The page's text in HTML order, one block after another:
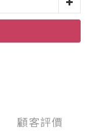
顧客評價